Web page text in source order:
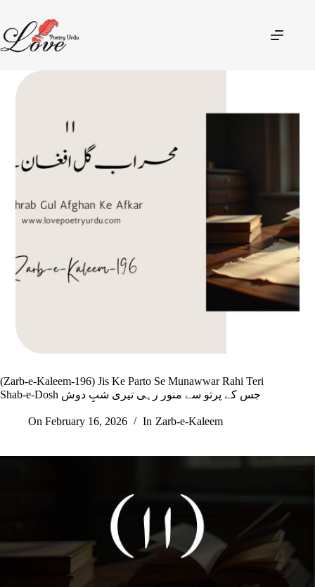
(Zarb-e-Kaleem-196) Jis Ke Parto Se Munawwar Rahi Teri
Shab-e-Dosh جس کے پرتو سے منور رہی تیری شبِ دوش
On February 16, 2026 In Zarb-e-Kaleem